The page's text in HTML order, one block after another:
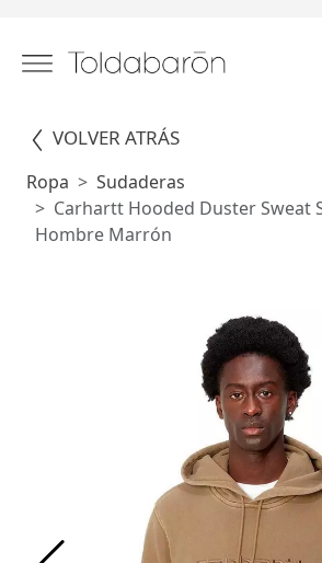
VOLVER ATRÁS
Ropa
Sudaderas
Carhartt Hooded Duster Sweat
Hombre Marrón